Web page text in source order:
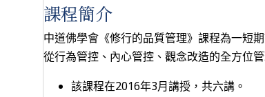
課程簡介
中道佛學會《修行的品質管理》課程為一短
從行為管控、內心管控、觀念改造的全方位
該課程在2016年3月講授，共六講。